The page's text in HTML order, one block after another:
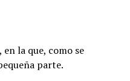
en la que, como se
parte.